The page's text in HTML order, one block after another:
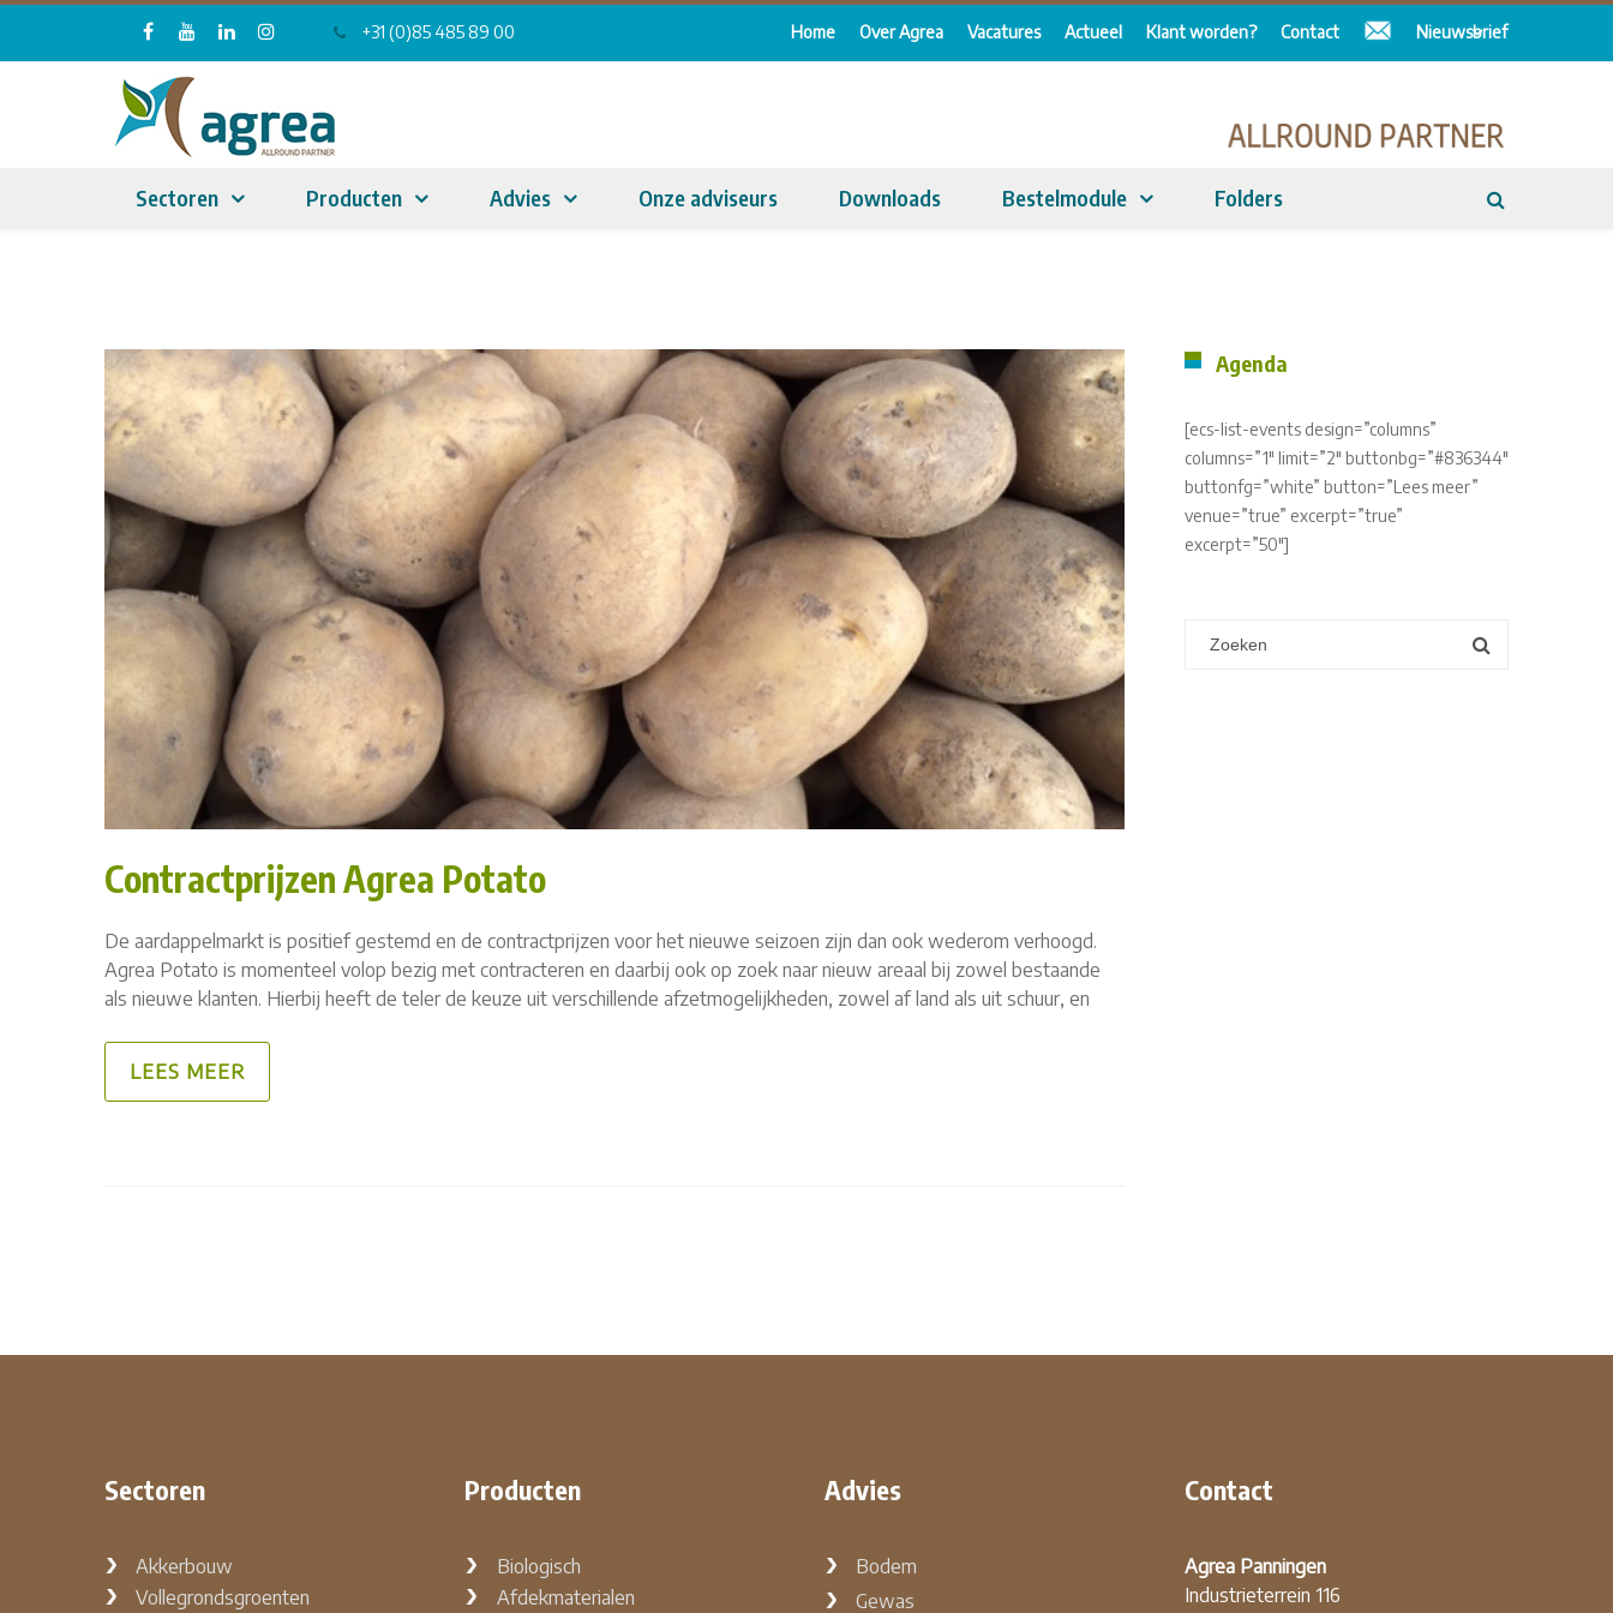
+31 (0)85 485 89 00 Home Over Agrea Vacatures Actueel Klant worden? Contact Nieuwsbrief
Sectoren Producten Advies Onze adviseurs Downloads Bestelmodule Folders
Contractprijzen Agrea Potato
De aardappelmarkt is positief gestemd en de contractprijzen voor het nieuwe seizoen zijn dan ook wederom verhoogd.
Agrea Potato is momenteel volop bezig met contracteren en daarbij ook op zoek naar nieuw areaal bij zowel bestaande
als nieuwe klanten. Hierbij heeft de teler de keuze uit verschillende afzetmogelijkheden, zowel af land als uit schuur, en
LEES MEER
Agenda
[ecs-list-events design=”columns”
columns=”1″ limit=”2″ buttonbg=”#836344″
buttonfg=”white” button=”Lees meer”
venue=”true” excerpt=”true”
excerpt=”50″]
Sectoren
Akkerbouw
Vollegrondsgroenten
Producten
Biologisch
Afdekmaterialen
Advies
Bodem
Gewas
Contact
Agrea Panningen
Industrieterrein 116